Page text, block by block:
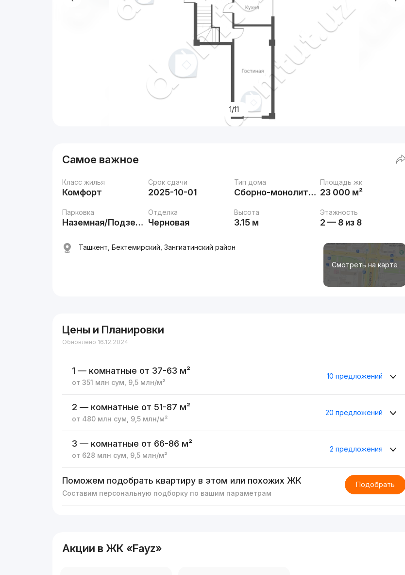
1/11
Самое важное
Класс жилья
Комфорт
Срок сдачи
2025-10-01
Тип дома
Сборно-монолитный
Площадь жк
23 000 м²
Парковка
Наземная/Подземная
Отделка
Черновая
Высота
3.15 м
Этажность
2 — 8 из 8
Смотреть на карте
Ташкент, Бектемирский, Зангиатинский район
Цены и Планировки
Обновлено 16.12.2024
1 — комнатные от 37-63 м²
от351 млн сум 9,5 млн/м²
10 предложений
2 — комнатные от 51-87 м²
от 480 млн сум 9,5 млн/м²
20 предложений
3 — комнатные от 66-86 м²
от 628 млн сум 9,5 млн/м²
2 предложения
Поможем подобрать квартиру в этом или похожих ЖК
Составим персональную подборку по вашим параметрам
Подобрать
Акции в ЖК «Fayz»